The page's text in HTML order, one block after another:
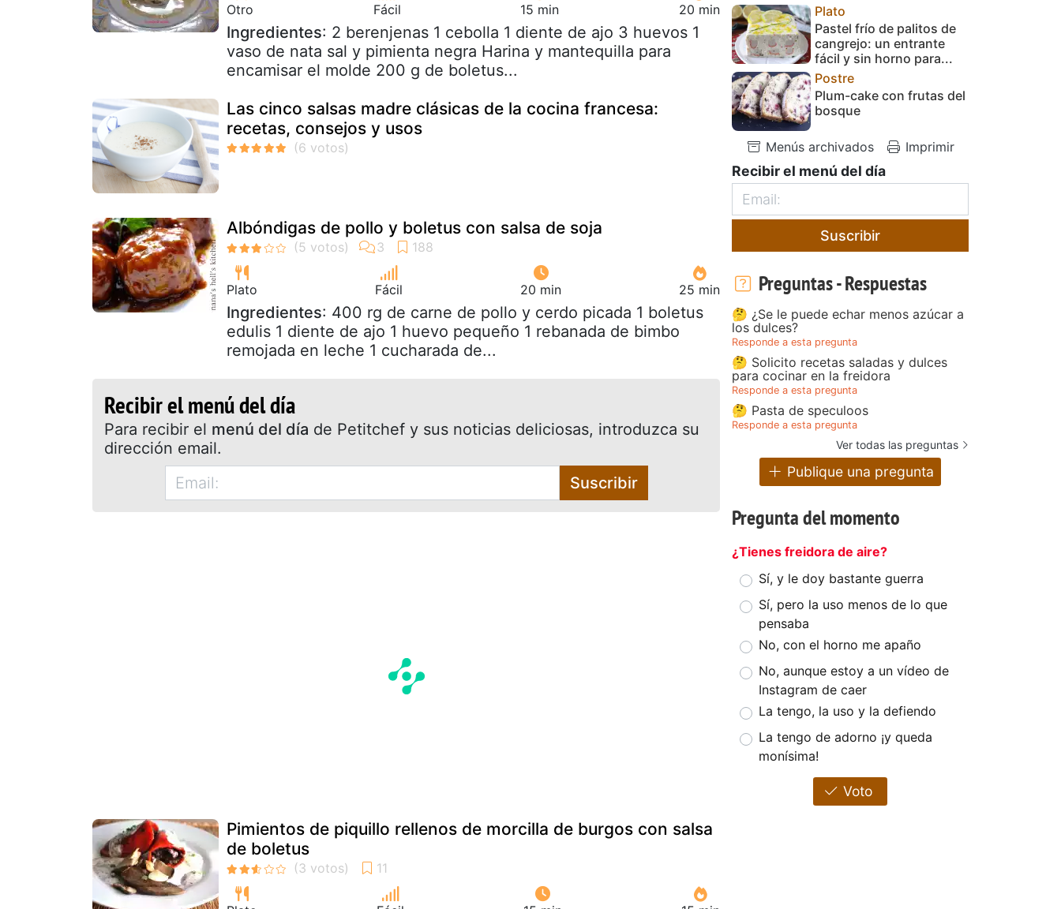
Otro Fácil 15 min 20 min
Ingredientes: 2 berenjenas 1 cebolla 1 diente de ajo 3 huevos 1
vaso de nata sal y pimienta negra Harina y mantequilla para
encamisar el molde 200 g de boletus...
Las cinco salsas madre clásicas de la cocina francesa:
recetas, consejos y usos
Albóndigas de pollo y boletus con salsa de soja
Plato Fácil 20 min 25 min
Ingredientes: 400 rg de carne de pollo y cerdo picada 1 boletus
edulis 1 diente de ajo 1 huevo pequeño 1 rebanada de bimbo
remojada en leche 1 cucharada de...
Recibir el menú del día
Para recibir el menú del día de Petitchef y sus noticias deliciosas, introduzca su
dirección email.
Suscribir
Pimientos de piquillo rellenos de morcilla de burgos con salsa
de boletus
Plato
Pastel frío de palitos de
cangrejo: un entrante
fácil y sin horno para...
Postre
Plum-cake con frutas del
bosque
Menús archivados Imprimir
Recibir el menú del día
Suscribir
Preguntas - Respuestas
🤔 ¿Se le puede echar menos azúcar a
los dulces?
Responde a esta pregunta
🤔 Solicito recetas saladas y dulces
para cocinar en la freidora
Responde a esta pregunta
🤔 Pasta de speculoos
Responde a esta pregunta
Ver todas las preguntas
Publique una pregunta
Pregunta del momento
¿Tienes freidora de aire?
Sí, y le doy bastante guerra
Sí, pero la uso menos de lo que
pensaba
No, con el horno me apaño
No, aunque estoy a un vídeo de
Instagram de caer
La tengo, la uso y la defiendo
La tengo de adorno ¡y queda
monísima!
Voto